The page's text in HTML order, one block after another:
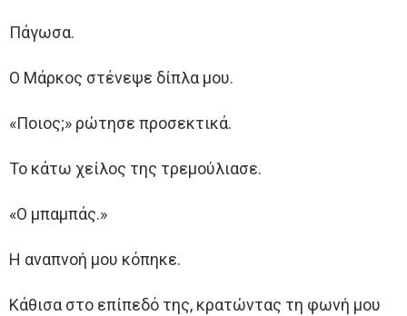
Πάγωσα.
Ο Μάρκος στένεψε δίπλα μου.
«Ποιος;» ρώτησε προσεκτικά.
Το κάτω χείλος της τρεμούλιασε.
«Ο μπαμπάς.»
Η αναπνοή μου κόπηκε.
Κάθισα στο επίπεδό της, κρατώντας τη φωνή μου